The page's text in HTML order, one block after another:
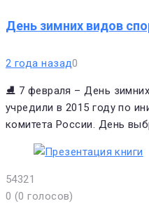
День зимних видов
2 года назад0
⛸ 7 февраля – День
учредили в 2015 году по
комитета России. День
54321
0 (0 голосов)